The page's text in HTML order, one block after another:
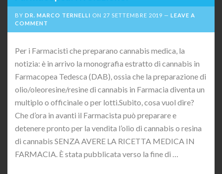
BY DR. MARCO TERNELLI ON 27 SETTEMBRE 2019
LEAVE A
COMMENT
Per i Farmacisti che preparano cannabis medica, la
notizia: è in arrivo la monografia estratto di cannabis in
Farmacopea Tedesca (DAB), ossia che la preparazione di
olio/oleoresine/resine di cannabis in Farmacia diventa un
multiplo o officinale o per lotti.Subito, cosa vuol dire?
Che d’ora in avanti il Farmacista può preparare e
detenere pronto per la vendita l’olio di cannabis o resina
di cannabis SENZA AVERE LA RICETTA MEDICA IN
FARMACIA. È stata pubblicata verso la fine di …